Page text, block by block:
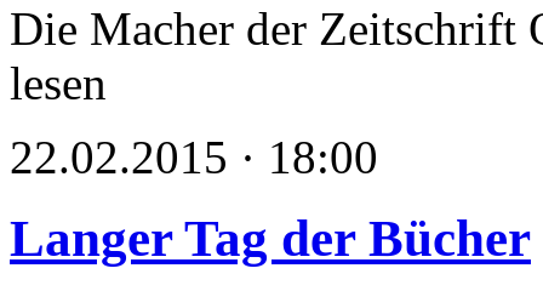
Die Macher der Zeitschrift
lesen
22.02.2015 · 18:00
Langer Tag der Bücher